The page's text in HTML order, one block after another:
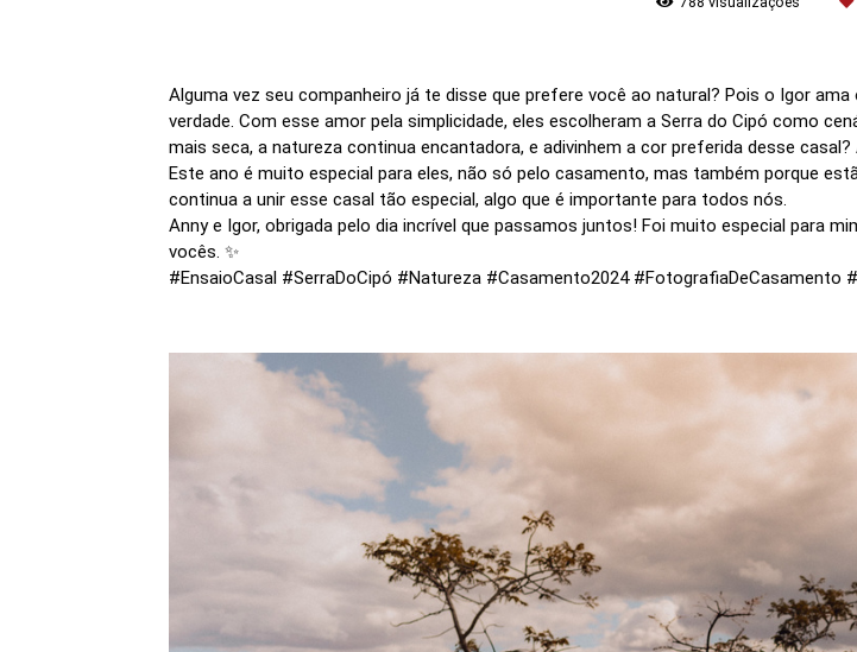
Alguma vez seu companheiro já te disse que prefere você ao natural? Pois o Igor
verdade. Com esse amor pela simplicidade, eles escolheram a Serra do Cipó como
mais seca, a natureza continua encantadora, e adivinhem a cor preferida desse
Este ano é muito especial para eles, não só pelo casamento, mas também porque
continua a unir esse casal tão especial, algo que é importante para todos nós.
Anny e Igor, obrigada pelo dia incrível que passamos juntos! Foi muito especial para
vocês. ✨
#EnsaioCasal #SerraDoCipó #Natureza #Casamento2024 #FotografiaDeCasamento